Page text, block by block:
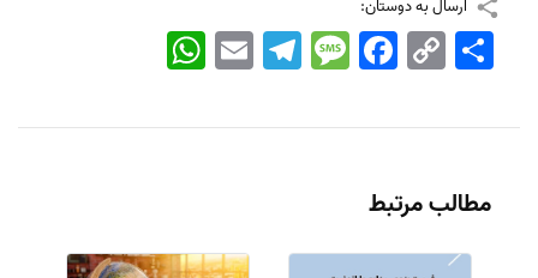
ارسال به دوستان:
WhatsApp EmailTelegramMessageFacebook Copy
Link
اشتراک
مطالب مرتبط